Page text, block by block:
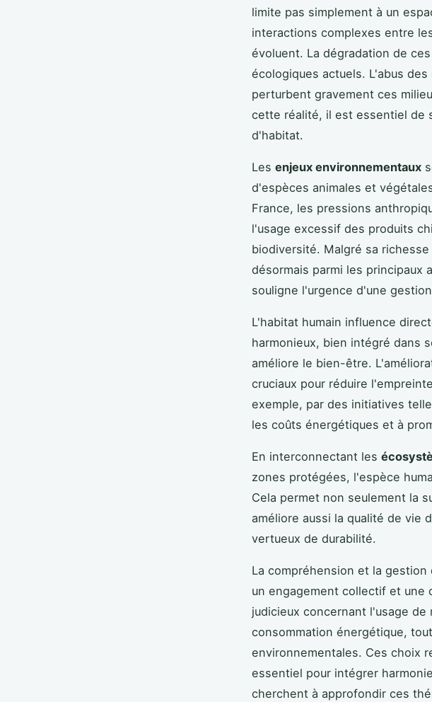
limite pas simplement à un
interactions complexes entre
évoluent. La dégradation de
écologiques actuels. L'abus
perturbent gravement ces
cette réalité, il est essentiel de
d'habitat.
Les enjeux environnementaux
d'espèces animales et
France, les pressions
l'usage excessif des produits
biodiversité. Malgré sa
désormais parmi les principaux
souligne l'urgence d'une
L'habitat humain influence
harmonieux, bien intégré dans
améliore le bien-être.
cruciaux pour réduire
exemple, par des initiatives
les coûts énergétiques et à
En interconnectant les
zones protégées, l'espèce
Cela permet non seulement la
améliore aussi la qualité de vie
vertueux de durabilité.
La compréhension et la
un engagement collectif et une
judicieux concernant l'usage
consommation énergétique,
environnementales. Ces choix
essentiel pour intégrer
cherchent à approfondir ces